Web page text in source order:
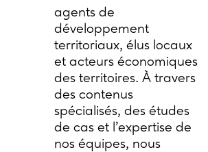
agents de
développement
territoriaux, élus locaux
et acteurs économiques
des territoires. À travers
des contenus
spécialisés, des études
de cas et l’expertise de
nos équipes, nous